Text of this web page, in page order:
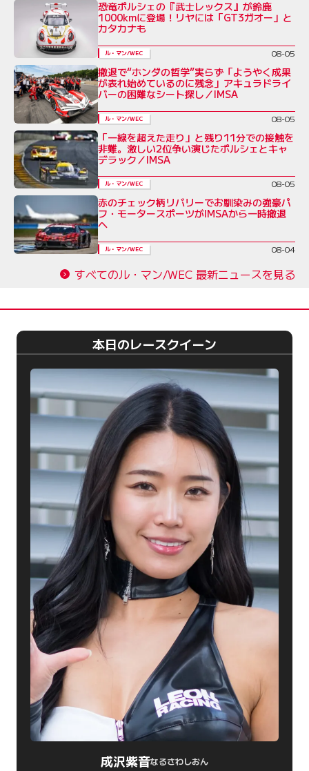
恐竜ポルシェの『武士レックス』が鈴鹿
1000kmに登場！リヤには「GT3ガオー」と
カタカナも
ル・マン/WEC 08-05
撤退で“ホンダの哲学”実らず「ようやく成果
が表れ始めているのに残念」アキュラドライ
バーの困難なシート探し／IMSA
ル・マン/WEC 08-05
「一線を超えた走り」と残り11分での接触を
非難。激しい2位争い演じたポルシェとキャ
デラック／IMSA
ル・マン/WEC 08-05
赤のチェック柄リバリーでお馴染みの強豪パ
フ・モータースポーツがIMSAから一時撤退
へ
ル・マン/WEC 08-04
すべてのル・マン/WEC 最新ニュースを見る
本日のレースクイーン
成沢紫音なるさわしおん